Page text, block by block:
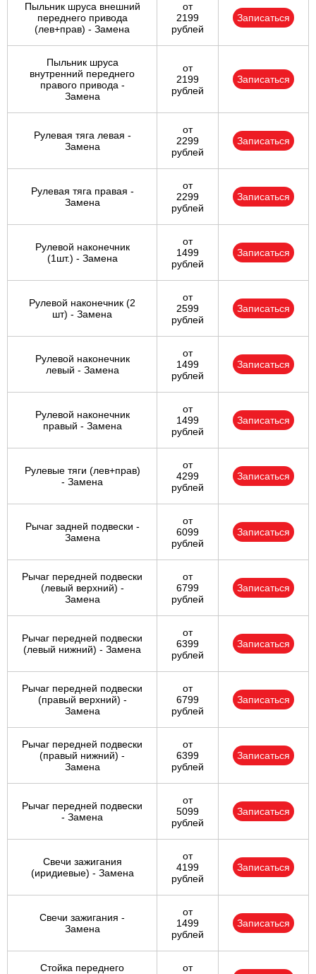
Пыльник шруса внешний
переднего привода
(лев+прав) - Замена
от
2199
рублей
Записаться
Пыльник шруса
внутренний переднего
правого привода -
Замена
от
2199
рублей
Записаться
Рулевая тяга левая -
Замена
от
2299
рублей
Записаться
Рулевая тяга правая -
Замена
от
2299
рублей
Записаться
Рулевой наконечник
(1шт.) - Замена
от
1499
рублей
Записаться
Рулевой наконечник (2
шт) - Замена
от
2599
рублей
Записаться
Рулевой наконечник
левый - Замена
от
1499
рублей
Записаться
Рулевой наконечник
правый - Замена
от
1499
рублей
Записаться
Рулевые тяги (лев+прав)
- Замена
от
4299
рублей
Записаться
Рычаг задней подвески -
Замена
от
6099
рублей
Записаться
Рычаг передней подвески
(левый верхний) -
Замена
от
6799
рублей
Записаться
Рычаг передней подвески
(левый нижний) - Замена
от
6399
рублей
Записаться
Рычаг передней подвески
(правый верхний) -
Замена
от
6799
рублей
Записаться
Рычаг передней подвески
(правый нижний) -
Замена
от
6399
рублей
Записаться
Рычаг передней подвески
- Замена
от
5099
рублей
Записаться
Свечи зажигания
(иридиевые) - Замена
от
4199
рублей
Записаться
Свечи зажигания -
Замена
от
1499
рублей
Записаться
Стойка переднего
от